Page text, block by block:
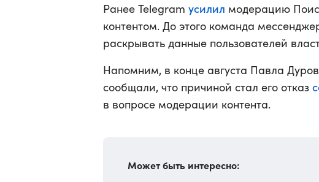
Ранее Telegram усилил модерацию
контентом. До этого команда
раскрывать данные пользователей
Напомним, в конце августа Павла
сообщали, что причиной стал его отказ
в вопросе модерации контента.
Может быть интересно: